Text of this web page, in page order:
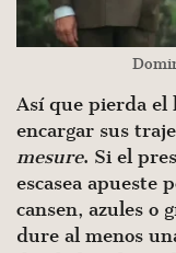
Así que pierda el
encargar sus
mesure. Si el
escasea apueste
cansen, azules o
dure al menos